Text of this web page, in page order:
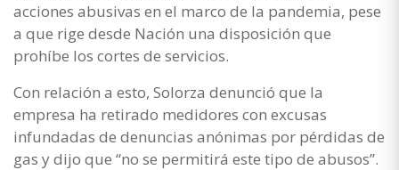
acciones abusivas en el marco de la pandemia, pese
a que rige desde Nación una disposición que
prohíbe los cortes de servicios.
Con relación a esto, Solorza denunció que la
empresa ha retirado medidores con excusas
infundadas de denuncias anónimas por pérdidas de
gas y dijo que “no se permitirá este tipo de abusos”.